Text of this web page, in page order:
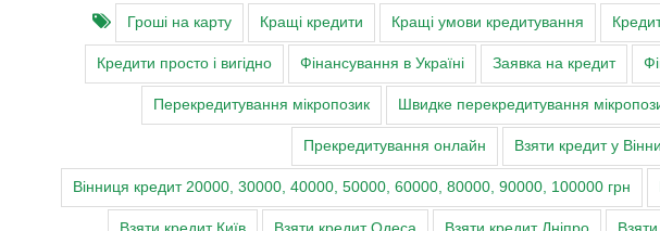
Гроші на карту Кращі кредити Кращі умови кредитування
Кредити просто і вигідно Фінансування в Україні Заявка на кредит
Перекредитування мікропозик Швидке перекредитування
Прекредитування онлайн Взяти кредит у
Вінниця кредит 20000, 30000, 40000, 50000, 60000, 80000, 90000, 100000 грн